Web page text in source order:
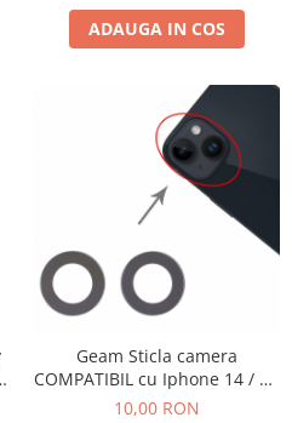
ADAUGA IN COS
Geam Sticla camera
COMPATIBIL cu Iphone 14 / 14
PLUS
10,00 RON